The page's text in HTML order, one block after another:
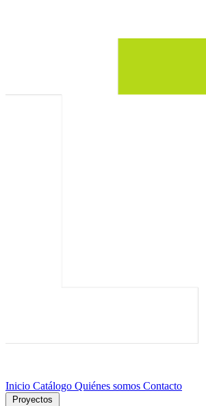
Inicio Catálogo Quiénes somos Contacto
Proyectos